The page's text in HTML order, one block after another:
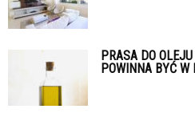
PRASA DO
POWINNA BYĆ W